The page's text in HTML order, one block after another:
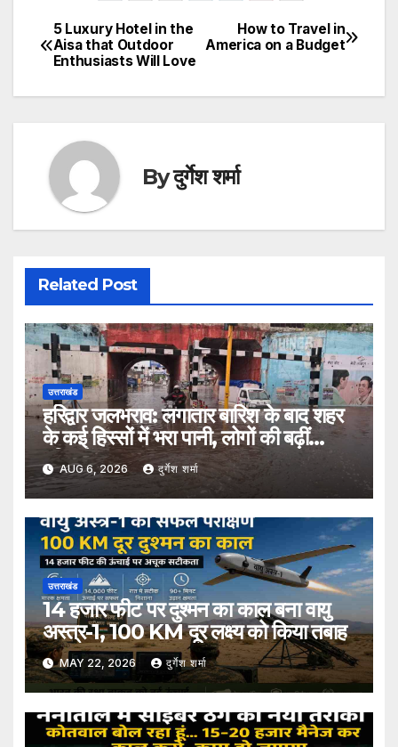
Post
navigation
How to Travel in
America on a Budget
5 Luxury Hotel in the
Aisa that Outdoor
Enthusiasts Will Love
Byदुर्गेश शर्मा
Related Post
उत्तराखंड
हरिद्वार जलभराव: लगातार बारिश के बाद शहर
के कई हिस्सों में भरा पानी, लोगों की बढ़ीं
मुश्किलें
AUG 6, 2026 दुर्गेश शर्मा
उत्तराखंड
14 हजार फीट पर दुश्मन का काल बना वायु
अस्त्र-1, 100 KM दूर लक्ष्य को किया तबाह
MAY 22, 2026 दुर्गेश शर्मा